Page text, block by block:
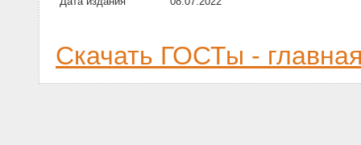
Скачать ГОСТы -